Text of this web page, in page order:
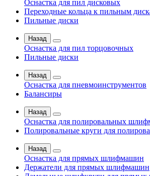
Оснастка для пил дисковых
Переходные кольца к пильным
Пильные диски
Назад
Оснастка для пил торцовочных
Пильные диски
Назад
Оснастка для пневмоинструментов
Балансиры
Назад
Оснастка для полировальных
Полировальные круги для
Назад
Оснастка для прямых шлифмашин
Держатели для прямых шлифмашин